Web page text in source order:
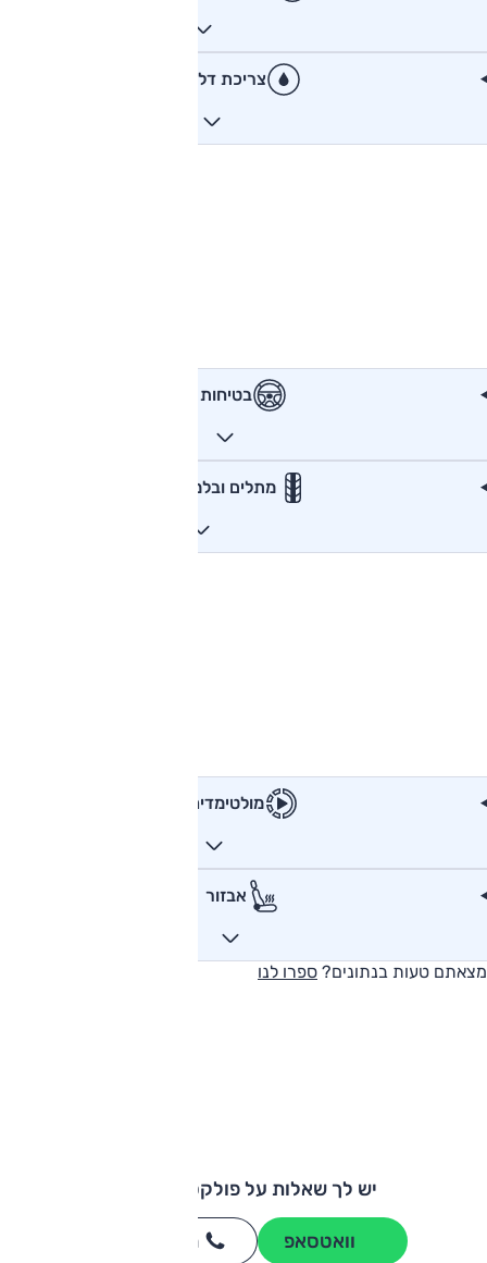
צריכת דלק
בטיחות
מתלים ובלמים
מולטימדיה
אבזור
מצאתם טעות בנתונים? ספרו לנו
יש לך שאלות על פולקסווגן גולף?
וואטסאפ חייגו